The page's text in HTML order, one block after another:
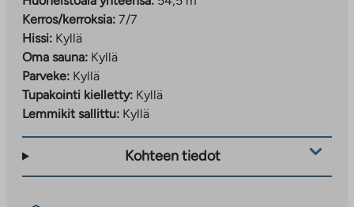
Kerros/kerroksia: 7/7
Hissi: Kyllä
Oma sauna: Kyllä
Parveke: Kyllä
Tupakointi kielletty: Kyllä
Lemmikit sallittu: Kyllä
Kohteen tiedot